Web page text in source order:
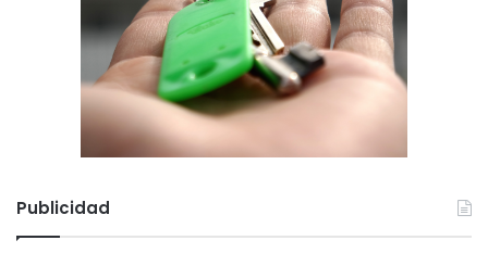
Publicidad